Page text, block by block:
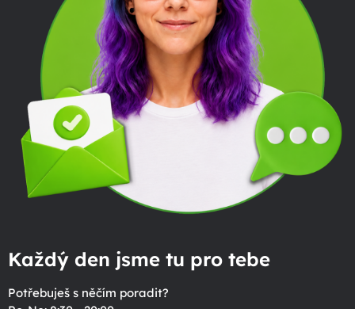
Každý den jsme tu pro tebe
Potřebuješ s něčím poradit?